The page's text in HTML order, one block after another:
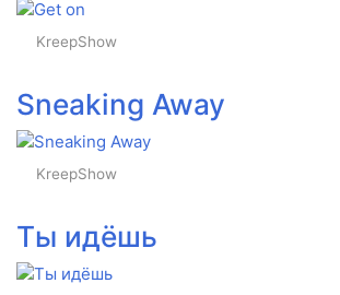
KreepShow
Sneaking Away
KreepShow
Ты идёшь